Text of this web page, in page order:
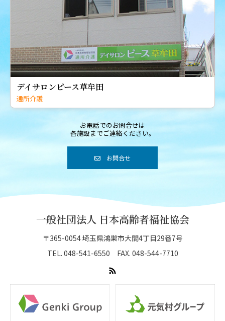
お電話でのお問合せは
各施設までご連絡ください。
お問合せ
デイサロンピース草牟田
通所介護
一般社団法人 日本高齢者福祉協会
〒365-0054 埼玉県鴻巣市大間4丁目29番7号
TEL. 048-541-6550 FAX. 048-544-7710